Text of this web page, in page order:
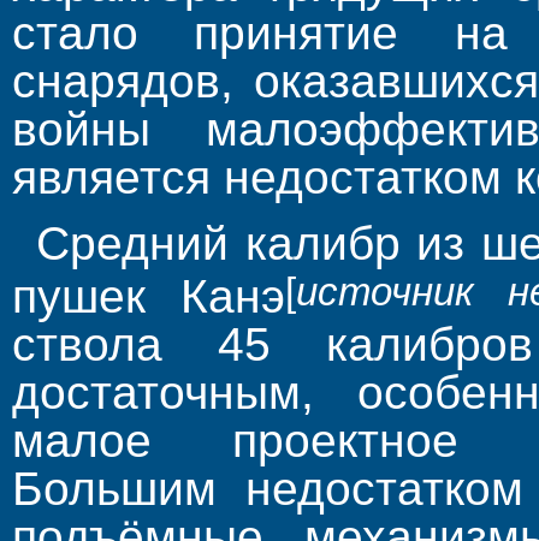
стало принятие на
снарядов,
войны
является недостатком
Средний калибр из
пушек Канэ[источник
ствола 45
достаточным,
малое проектное
Большим